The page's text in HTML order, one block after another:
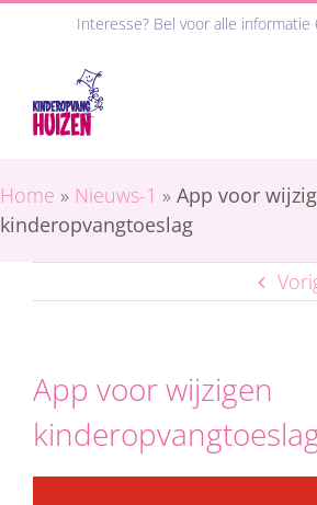
Interesse? Bel voor alle informatie
Home » Nieuws-1 » App voor
kinderopvangtoeslag
App voor wijzigen